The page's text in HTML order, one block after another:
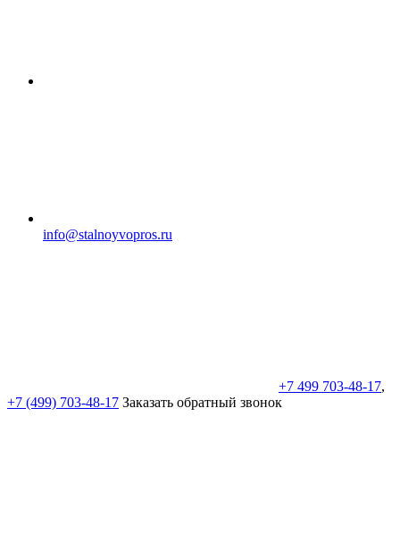
info@stalnoyvopros.ru
+7 499 703-48-17,
+7 (499) 703-48-17 Заказать обратный звонок